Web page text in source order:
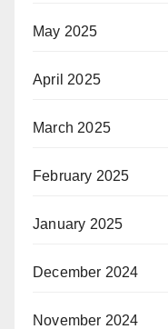
May 2025
April 2025
March 2025
February 2025
January 2025
December 2024
November 2024